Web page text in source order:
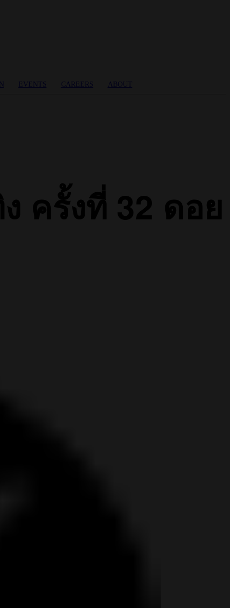
EVENTS CAREERS ABOUT
ครั้งที่ 32 ดอย